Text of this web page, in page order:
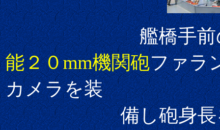
艦橋手前のCＩ
能２０mm機関砲ファラ
カメラを装
備し砲身長を